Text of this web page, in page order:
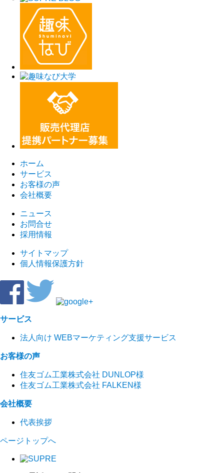
ホーム
サービス
お客様の声
会社概要
ニュース
お問合せ
採用情報
サイトマップ
個人情報保護方針
サービス
法人向け WEBマーケティング支援サービス
お客様の声
住友ゴム工業株式会社 DUNLOP様
住友ゴム工業株式会社 FALKEN様
会社概要
代表挨拶
ページトップへ